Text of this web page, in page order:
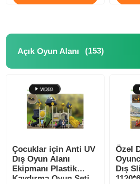
Açık Oyun Alanı (153)
Çocuklar için Anti UV
Dış Oyun Alanı
Ekipmanı Plastik
Kaydırma Oyun Seti
Özel
Dış